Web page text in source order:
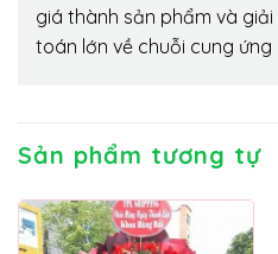
giá thành sản phẩm và
toán lớn về chuỗi cung
Sản phẩm tương tự